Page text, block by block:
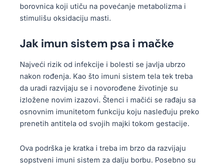
borovnica koji utiču na povećanje metabolizma i
stimulišu oksidaciju masti.
Jak imun sistem psa i mačke
Najveći rizik od infekcije i bolesti se javlja ubrzo
nakon rođenja. Kao što imuni sistem tela tek treba
da uradi razvijaju se i novorođene životinje su
izložene novim izazovi. Štenci i mačići se rađaju sa
osnovnim imunitetom funkciju koju nasleđuju preko
prenetih antitela od svojih majki tokom gestacije.
Ova podrška je kratka i treba im brzo da razvijaju
sopstveni imuni sistem za dalju borbu. Posebno su